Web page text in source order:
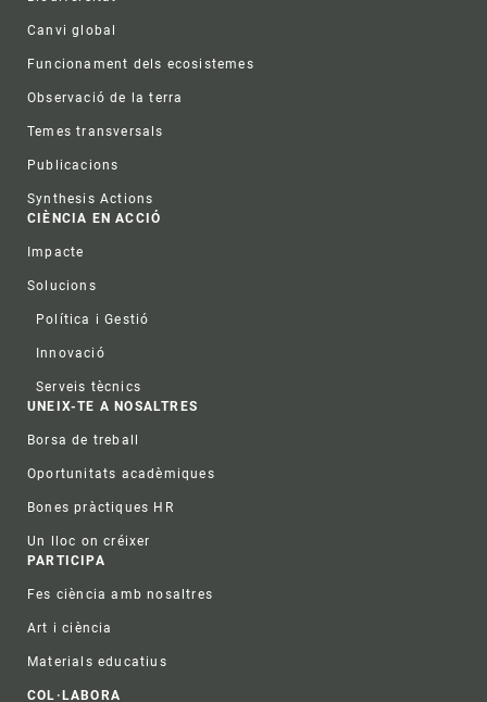
Canvi global
Funcionament dels ecosistemes
Observació de la terra
Temes transversals
Publicacions
Synthesis Actions
CIÈNCIA EN ACCIÓ
Impacte
Solucions
Política i Gestió
Innovació
Serveis tècnics
UNEIX-TE A NOSALTRES
Borsa de treball
Oportunitats acadèmiques
Bones pràctiques HR
Un lloc on créixer
PARTICIPA
Fes ciència amb nosaltres
Art i ciència
Materials educatius
COL·LABORA